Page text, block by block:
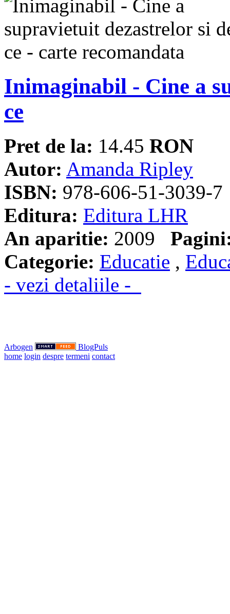
Inimaginabil - Cine a
ce
Pret de la: 14.45 RON
Autor: Amanda Ripley
ISBN: 978-606-51-3039-7
Editura: Editura LHR
An aparitie: 2009
Categorie: Educatie ,
- vezi detaliile -
Arbogen
BlogPuls
home login despre termeni contact